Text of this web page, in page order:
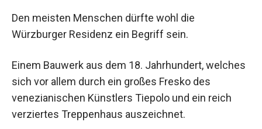
Den meisten Menschen dürfte wohl die
Würzburger Residenz ein Begriff sein.
Einem Bauwerk aus dem 18. Jahrhundert, welches
sich vor allem durch ein großes Fresko des
venezianischen Künstlers Tiepolo und ein reich
verziertes Treppenhaus auszeichnet.